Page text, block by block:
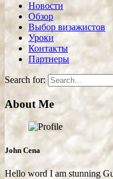
Новости
Обзор
Выбор визажистов
Уроки
Контакты
Партнеры
Search for:
About Me
John Cena
Hello word I am stunning